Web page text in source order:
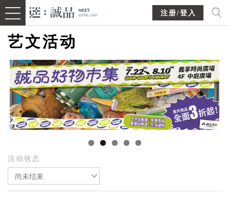
注册/登入
艺文活动
活动状态
尚未结束